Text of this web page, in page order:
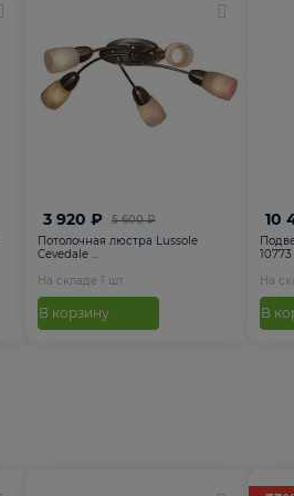
5 600 ₽
3 920 ₽
Потолочная люстра Lussole
Cevedale ...
На складе 1 шт
В корзину
10
10773
На
В